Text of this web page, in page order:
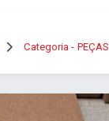
Categoria - PEÇAS